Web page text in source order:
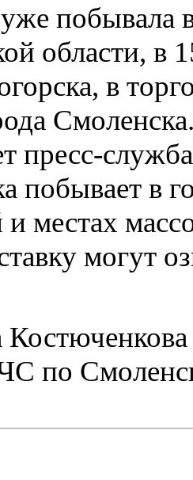
побывала
области, в
в
пресс-
побывает в
и местах
могут
Костюченкова
по